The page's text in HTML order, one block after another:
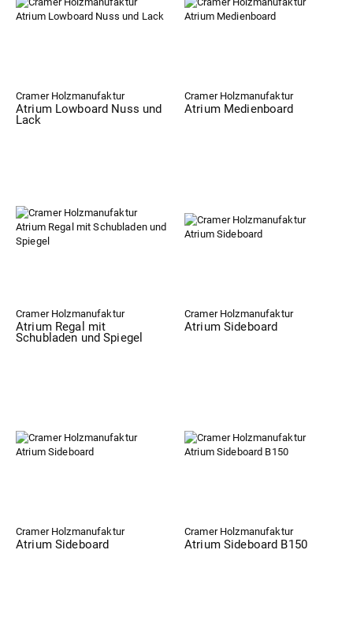
Cramer Holzmanufaktur
Atrium Lowboard Nuss und
Lack
Cramer Holzmanufaktur
Atrium Medienboard
Cramer Holzmanufaktur
Atrium Regal mit
Schubladen und Spiegel
Cramer Holzmanufaktur
Atrium Sideboard
Cramer Holzmanufaktur
Atrium Sideboard
Cramer Holzmanufaktur
Atrium Sideboard B150